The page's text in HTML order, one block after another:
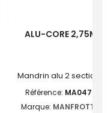
ALU-CORE 2,75M
Mandrin alu 2 sections
Référence: MA0472
Marque: MANFROTTO